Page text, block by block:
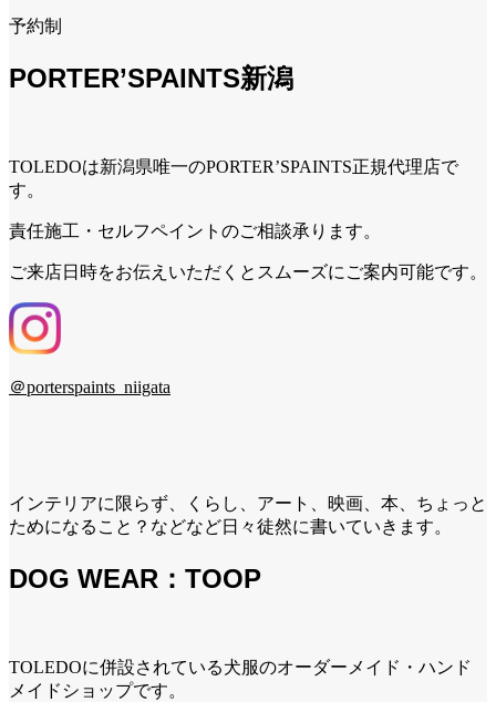
予約制
PORTER’SPAINTS新潟
TOLEDOは新潟県唯一のPORTER’SPAINTS正規代理店で
す。
責任施工・セルフペイントのご相談承ります。
ご来店日時をお伝えいただくとスムーズにご案内可能です。
＠porterspaints_niigata
インテリアに限らず、くらし、アート、映画、本、ちょっと
ためになること？などなど日々徒然に書いていきます。
DOG WEAR：TOOP
TOLEDOに併設されている犬服のオーダーメイド・ハンド
メイドショップです。